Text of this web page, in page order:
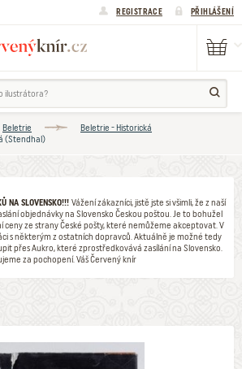
REGISTRACE PŘIHLÁŠENÍ
Beletrie
Beletrie - Historická
(Stendhal)
NA SLOVENSKO!!! Vážení zákazníci, jistě jste si všimli, že z naší
objednávky na Slovensko Českou poštou. Je to bohužel
ceny ze strany České pošty, které nemůžeme akceptovat. V
s některým z ostatních dopravců. Aktuálně je možné tedy
přes Aukro, které zprostředkovává zasílání na Slovensko.
za pochopení. Váš Červený knír